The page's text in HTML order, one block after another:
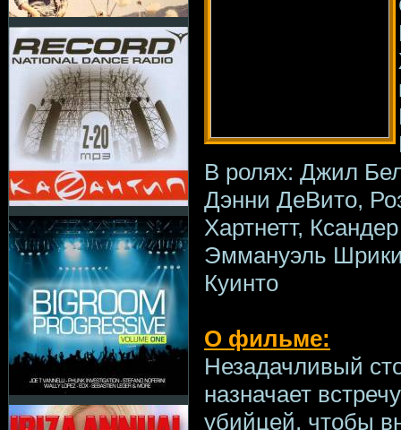
В ролях: Джил
Дэнни ДеВито,
Хартнетт,
Эммануэль
Куинто
О фильме:
Незадачливый
назначает
убийцей, чтобы